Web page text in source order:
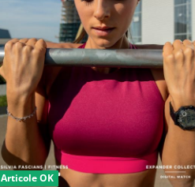
Articole OK